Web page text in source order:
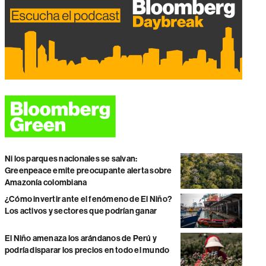
Ni los parques nacionales se salvan:
Greenpeace emite preocupante alerta sobre
Amazonía colombiana
¿Cómo invertir ante el fenómeno de El Niño?
Los activos y sectores que podrían ganar
El Niño amenaza los arándanos de Perú y
podría disparar los precios en todo el mundo